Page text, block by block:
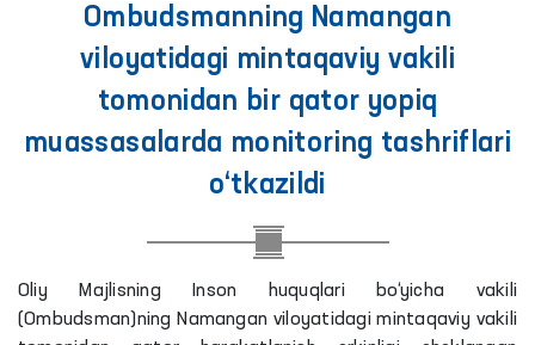
Ombudsmanning Namangan
viloyatidagi mintaqaviy vakili
tomonidan bir qator yopiq
muassasalarda monitoring tashriflari
o‘tkazildi
Oliy Majlisning Inson huquqlari bo‘yicha vakili
(Ombudsman)ning Namangan viloyatidagi mintaqaviy vakili